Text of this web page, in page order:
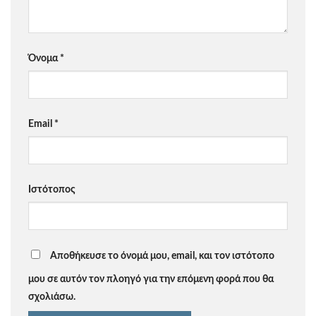
Όνομα *
Email *
Ιστότοπος
Αποθήκευσε το όνομά μου, email, και τον ιστότοπο
μου σε αυτόν τον πλοηγό για την επόμενη φορά που θα
σχολιάσω.